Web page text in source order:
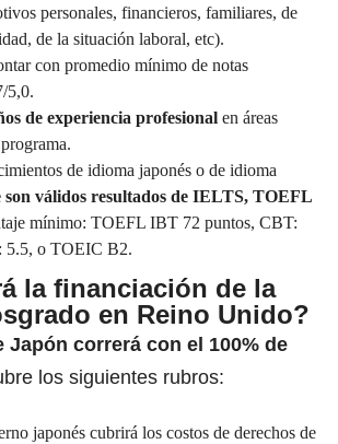
personales, financieros, familiares, de
de la situación laboral, etc).
con promedio mínimo de notas
5,0.
de experiencia profesional en áreas
de idioma japonés o de idioma
son válidos resultados de IELTS, TOEFL
mínimo: TOEFL IBT 72 puntos, CBT:
5.5, o TOEIC B2.
la financiación de la
en Reino Unido?
Japón correrá con el 100% de
los siguientes rubros:
japonés cubrirá los costos de derechos de